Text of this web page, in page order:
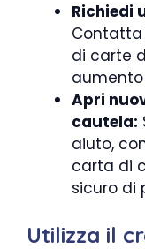
Richiedi
di carte
Apri
cautela:
aiuto,
carta di
sicuro di
Utilizza il